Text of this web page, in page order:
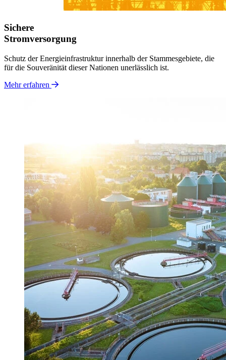
Sichere
Stromversorgung
Schutz der Energieinfrastruktur innerhalb der Stammesgebiete, die
für die Souveränität dieserNationen unerlässlich ist.
Mehr erfahren